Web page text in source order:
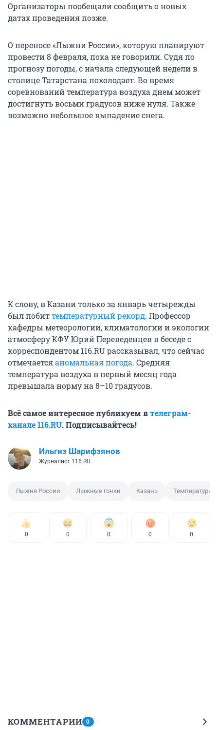
Организаторы пообещали сообщить о новых
датах проведения позже.
О переносе «Лыжни России», которую планируют
провести 8 февраля, пока не говорили. Судя по
прогнозу погоды, с начала следующей недели в
столице Татарстана похолодает. Во время
соревнований температура воздуха днем может
достигнуть восьми градусов ниже нуля. Также
возможно небольшое выпадение снега.
К слову, в Казани только за январь четырежды
был побиттемпературный рекорд. Профессор
кафедры метеорологии, климатологии и экологии
атмосферу КФУ Юрий Переведенцев в беседе с
корреспондентом 116.RU рассказывал, что сейчас
отмечаетсяаномальная погода. Средняя
температура воздуха в первый месяц года
превышала норму на 8–10 градусов.
Всё самое интересное публикуем втелеграм-
канале 116.RU. Подписывайтесь!
Ильгиз Шарифзянов
Журналист 116.RU
Лыжня России Лыжные гонки Казань
0 0 0 0 0
КОММЕНТАРИИ 0